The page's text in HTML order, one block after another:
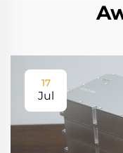
17
Jul